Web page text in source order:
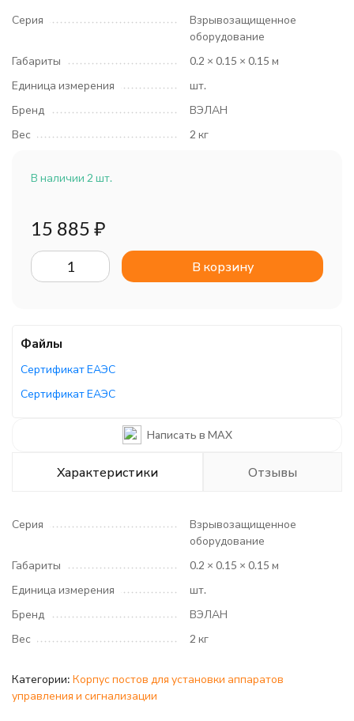
Серия
Взрывозащищенное
оборудование
Габариты
0.2 × 0.15 × 0.15 м
Единица измерения
шт.
Бренд
ВЭЛАН
Вес
2 кг
В наличии 2 шт.
15 885 ₽
В корзину
Файлы
Сертификат ЕАЭС
Сертификат ЕАЭС
Написать в MAX
Характеристики Отзывы
Серия
Взрывозащищенное
оборудование
Габариты
0.2 × 0.15 × 0.15 м
Единица измерения
шт.
Бренд
ВЭЛАН
Вес
2 кг
Категории: Корпус постов для установки аппаратов
управления и сигнализации